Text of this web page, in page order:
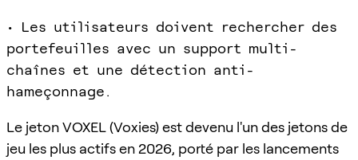
• Les utilisateurs doivent rechercher des
portefeuilles avec un support multi-
chaînes et une détection anti-
hameçonnage.
Le jeton VOXEL (Voxies) est devenu l'un des jetons de
jeu les plus actifs en 2026, porté par les lancements